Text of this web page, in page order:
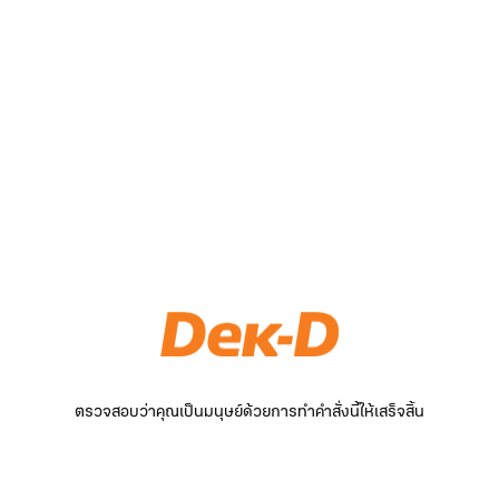
ตรวจสอบว่าคุณเป็นมนุษย์ด้วยการทำคำสั่งนี้ให้เสร็จสิ้น